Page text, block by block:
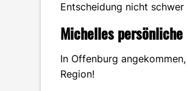
Entscheidung nicht
Michelles
In Offenburg
Region!